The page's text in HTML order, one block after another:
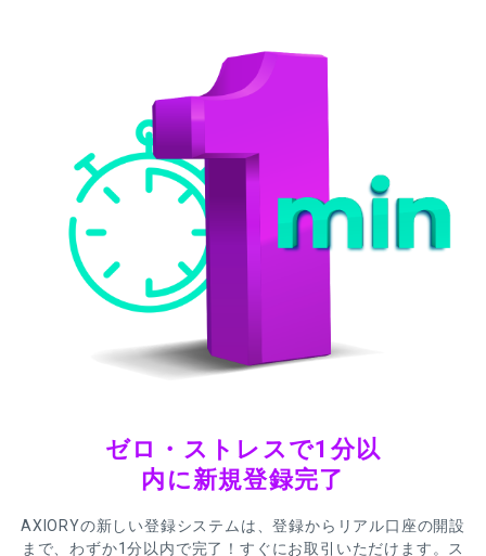
ゼロ・ストレスで1分以
内に新規登録完了
AXIORYの新しい登録システムは、登録からリアル口座の開設
まで、わずか1分以内で完了！すぐにお取引いただけます。ス